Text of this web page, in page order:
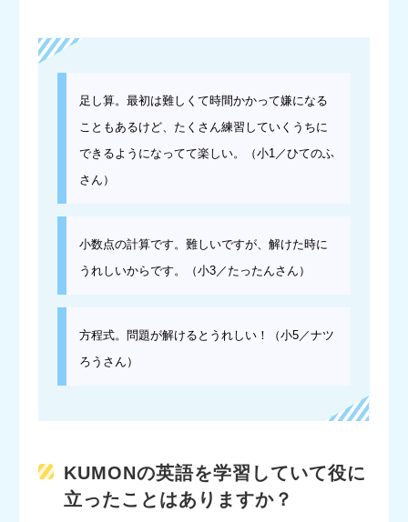
足し算。最初は難しくて時間かかって嫌になる
こともあるけど、たくさん練習していくうちに
できるようになってて楽しい。（小1／ひてのふ
さん）
小数点の計算です。難しいですが、解けた時に
うれしいからです。（小3／たったんさん）
方程式。問題が解けるとうれしい！（小5／ナツ
ろうさん）
KUMONの英語を学習していて役に
立ったことはありますか？